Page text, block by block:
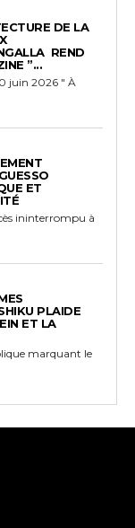
DE LA
REND
”...
2026 " À
ET
ininterrompu à
PLAIDE
ET LA
marquant le